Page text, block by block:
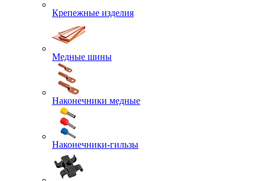
Крепежные изделия
Медные шины
Наконечники медные
Наконечники-гильзы